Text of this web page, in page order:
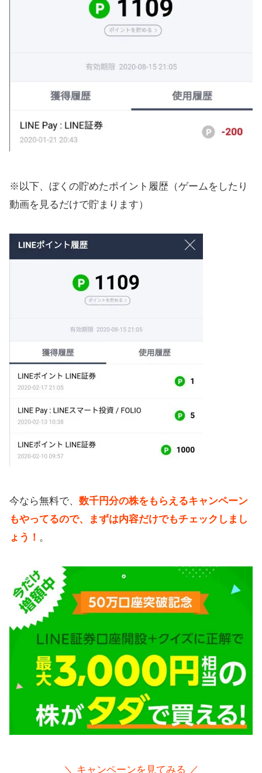
※以下、ぼくの貯めたポイント履歴（ゲームをしたり
動画を見るだけで貯まります）
今なら無料で、 数千円分の株をもらえるキャンペーン
もやってるので、まずは内容だけでもチェックしまし
ょう！ 。
＼ キャンペーンを見てみる ／